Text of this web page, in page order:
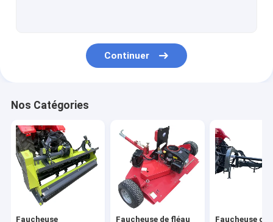
Faucheuse de fléau de banque de fossé
Faucheuse rotatoire de disque
défibreur en bois de burineur
Diviseur de rondin monté par tracteur
Continuer
Nos Catégories
Faucheuse Faucheuse de fléau Faucheuse de